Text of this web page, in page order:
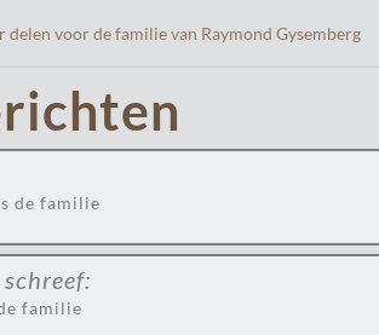
voor de familie van Raymond Gysemberg
de familie
schreef:
familie